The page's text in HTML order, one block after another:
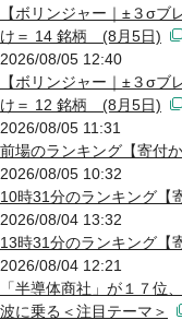
【ボリンジャー｜±３σ
け＝ 14 銘柄 (8月5日)
2026/08/05 12:40
【ボリンジャー｜±３σ
け＝ 12 銘柄 (8月5日)
2026/08/05 11:31
前場のランキング【寄付
2026/08/05 10:32
10時31分のランキング【
2026/08/04 13:32
13時31分のランキング【
2026/08/04 12:21
「半導体商社」が１７位
波に乗る＜注目テーマ＞